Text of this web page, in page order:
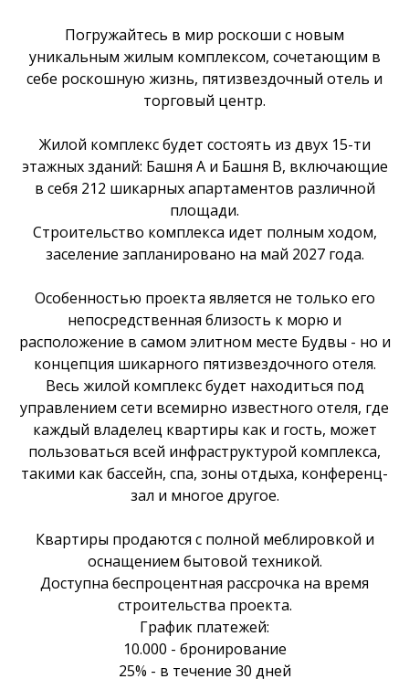
Погружайтесь в мир роскоши с новым
уникальным жилым комплексом, сочетающим в
себе роскошную жизнь, пятизвездочный отель и
торговый центр.
Жилой комплекс будет состоять из двух 15-ти
этажных зданий: Башня А и Башня В, включающие
в себя 212 шикарных апартаментов различной
площади.
Строительство комплекса идет полным ходом,
заселение запланировано на май 2027 года.
Особенностью проекта является не только его
непосредственная близость к морю и
расположение в самом элитном месте Будвы - но и
концепция шикарного пятизвездочного отеля.
Весь жилой комплекс будет находиться под
управлением сети всемирно известного отеля, где
каждый владелец квартиры как и гость, может
пользоваться всей инфраструктурой комплекса,
такими как бассейн, спа, зоны отдыха, конференц-
зал и многое другое.
Квартиры продаются с полной меблировкой и
оснащением бытовой техникой.
Доступна беспроцентная рассрочка на время
строительства проекта.
График платежей:
10.000 - бронирование
25% - в течение 30 дней